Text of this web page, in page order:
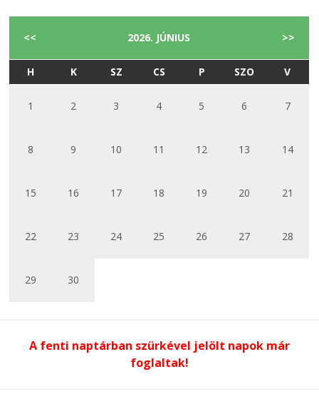
<< 2026. JÚNIUS >>
H K SZ CS P SZO V
1 2 3 4 5 6 7
8 9 10 11 12 13 14
15 16 17 18 19 20 21
22 23 24 25 26 27 28
29 30
A fenti naptárban szürkével jelölt napok már
foglaltak!